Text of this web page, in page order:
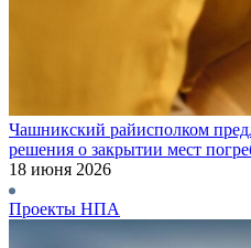
Чашникский райисполком
решения о закрытии мест
18 июня 2026
Проекты НПА